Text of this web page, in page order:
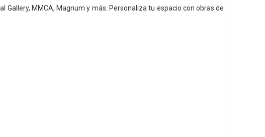
Gallery, MMCA, Magnum y más. Personaliza tu espacio con obras de